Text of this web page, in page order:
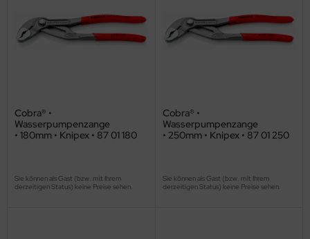
Cobra® •
Wasserpumpenzange
• 180mm • Knipex • 87 01 180
Sie können als Gast (bzw. mit Ihrem
derzeitigen Status) keine Preise sehen.
Cobra® •
Wasserpumpenzange
• 250mm • Knipex • 87 01 250
Sie können als Gast (bzw. mit Ihrem
derzeitigen Status) keine Preise sehen.